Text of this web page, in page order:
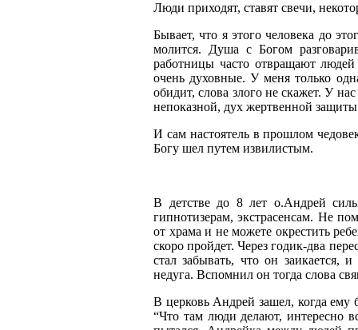
Люди приходят, ставят свечи,
Бывает, что я этого человека до
молится. Душа с Богом
работницы часто отвращают
очень духовные. У меня только
обидит, слова злого не скажет. У
непоказной, дух жертвенной
И сам настоятель в прошлом
Богу шел путем извилистым.
В детстве до 8 лет о.Андрей
гипнотизерам, экстрасенсам. Не
от храма и не можете окрестить
скоро пройдет. Через годик-два
стал забывать, что он заикается,
недуга. Вспомнил он тогда слова
В церковь Андрей зашел, когда ему
“Что там люди делают, интересно